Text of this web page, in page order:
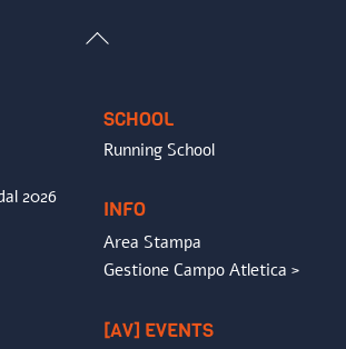
Back
2026
SCHOOL
Running School
INFO
Area Stampa
Gestione Campo Atletica >
[AV] EVENTS